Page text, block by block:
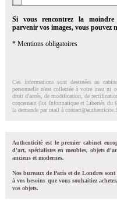
Si vous rencontrez la
parvenir vos images, vous pouvez
* Mentions obligatoires
Ces informations sont destinées au
personnelle n'est collectée à votre insu ni
droit d'accés, de modification, de
concernant (loi Informatique et Libertés du
la demande par mail à
Authenticité est le premier cabinet
d'art, spécialistes en meubles, objets
anciens et modernes.
Nos bureaux de Paris et de Londres
à vos besoins que vous souhaitiez
vos objets.